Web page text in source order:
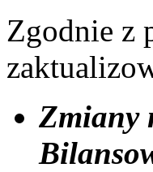
Zgodnie z
Zmiany